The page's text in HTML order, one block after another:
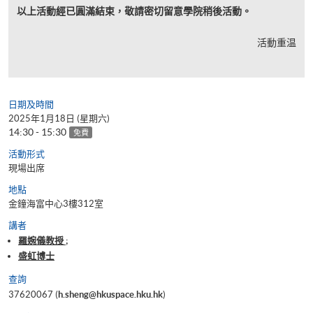
以上活動經已圓滿結束，敬請密切留意學院稍後活動。
活動重温
日期及時間
2025年1月18日 (星期六)
14:30 - 15:30 免費
活動形式
現場出席
地點
金鐘海富中心3樓312室
講者
羅婉儀教授 ;
盛虹博士
查詢
37620067 (h.sheng@hkuspace.hku.hk)